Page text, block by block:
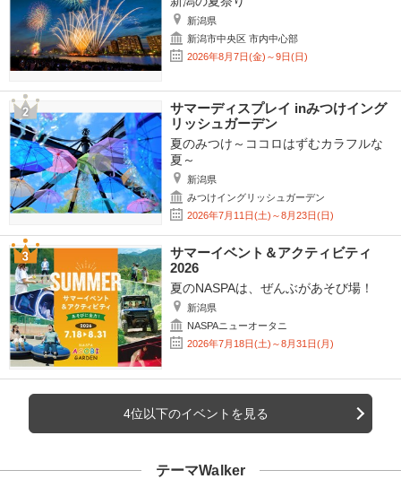
新潟県
新潟市中央区 市内中心部
2026年8月7日(金)～9日(日)
サマーディスプレイ inみつけイング
リッシュガーデン
夏のみつけ～ココロはずむカラフルな
夏～
新潟県
みつけイングリッシュガーデン
2026年7月11日(土)～8月23日(日)
サマーイベント＆アクティビティ
2026
夏のNASPAは、ぜんぶがあそび場！
新潟県
NASPAニューオータニ
2026年7月18日(土)～8月31日(月)
4位以下のイベントを見る
テーマWalker